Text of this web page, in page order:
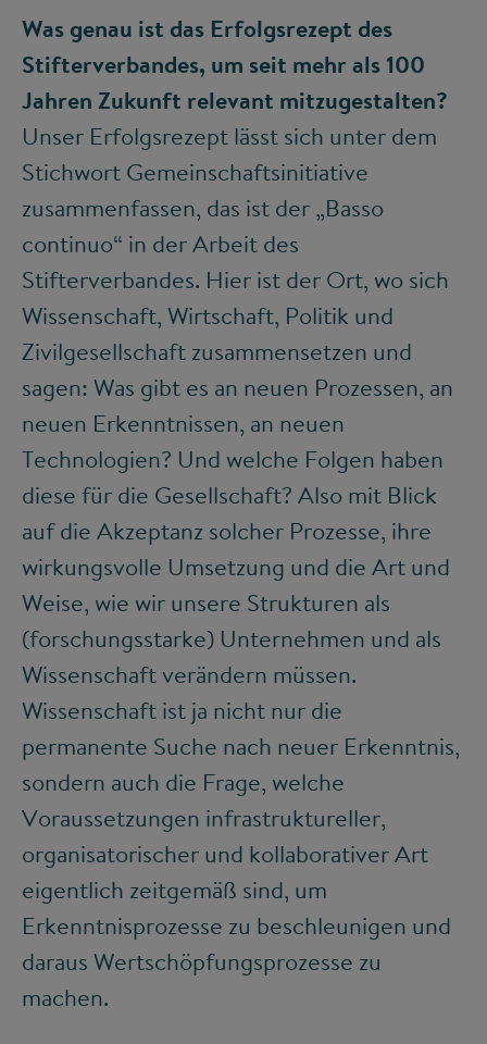
Was genau ist das Erfolgsrezept des
Stifterverbandes, um seit mehr als 100
Jahren Zukunft relevant mitzugestalten?
Unser Erfolgsrezept lässt sich unter dem
Stichwort Gemeinschaftsinitiative
zusammenfassen, das ist der „Basso
continuo“ in der Arbeit des
Stifterverbandes. Hier ist der Ort, wo sich
Wissenschaft, Wirtschaft, Politik und
Zivilgesellschaft zusammensetzen und
sagen: Was gibt es an neuen Prozessen, an
neuen Erkenntnissen, an neuen
Technologien? Und welche Folgen haben
diese für die Gesellschaft? Also mit Blick
auf die Akzeptanz solcher Prozesse, ihre
wirkungsvolle Umsetzung und die Art und
Weise, wie wir unsere Strukturen als
(forschungsstarke) Unternehmen und als
Wissenschaft verändern müssen.
Wissenschaft ist ja nicht nur die
permanente Suche nach neuer Erkenntnis,
sondern auch die Frage, welche
Voraussetzungen infrastruktureller,
organisatorischer und kollaborativer Art
eigentlich zeitgemäß sind, um
Erkenntnisprozesse zu beschleunigen und
daraus Wertschöpfungsprozesse zu
machen.